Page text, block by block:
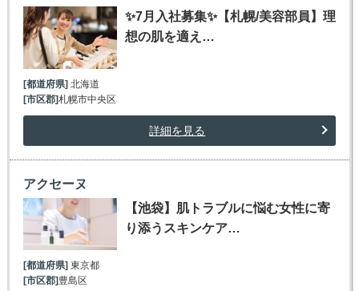
✨7月入社募集✨【札幌/美容部員】理
想の肌を適え…
[都道府県]北海道
[市区郡]札幌市中央区
詳細を見る
アクセーヌ
【池袋】肌トラブルに悩む女性に寄
り添うスキンケア…
[都道府県] 東京都
[市区郡] 豊島区